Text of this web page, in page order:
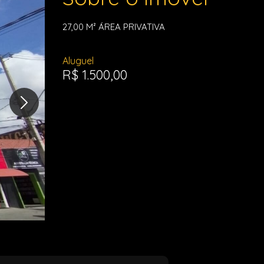
27,00 M² ÁREA PRIVATIVA
Aluguel
R$ 1.500,00